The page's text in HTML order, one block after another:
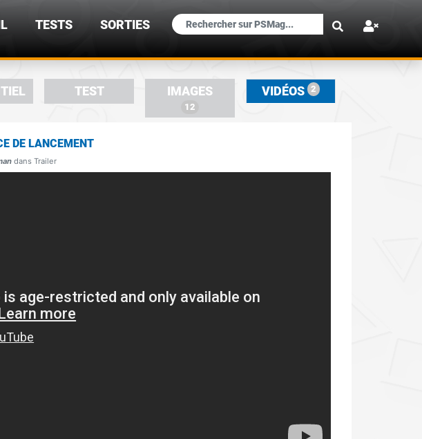
×
TESTS SORTIES
TEST IMAGES
12
VIDÉOS 2
DE LANCEMENT
dans Trailer